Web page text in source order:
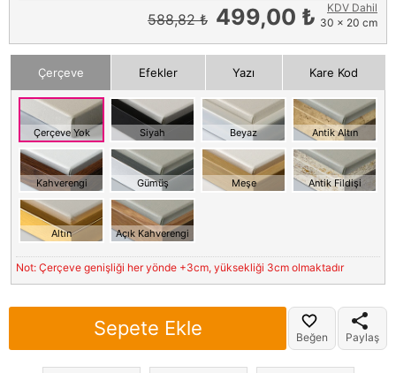
588,82 ₺ 499,00 ₺
KDV Dahil
30 x 20 cm
Çerçeve Efekler Yazı Kare Kod
Çerçeve Yok Siyah Beyaz Antik Altın
Kahverengi Gümüş Meşe Antik Fildişi
Altın Açık Kahverengi
Not: Çerçeve genişliği her yönde +3cm, yüksekliği 3cm olmaktadır
Sepete Ekle Beğen Paylaş